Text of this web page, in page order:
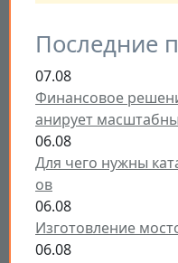
Последние
07.08
Финансовое
анирует
06.08
Для чего нужны
ов
06.08
Изготовление
06.08